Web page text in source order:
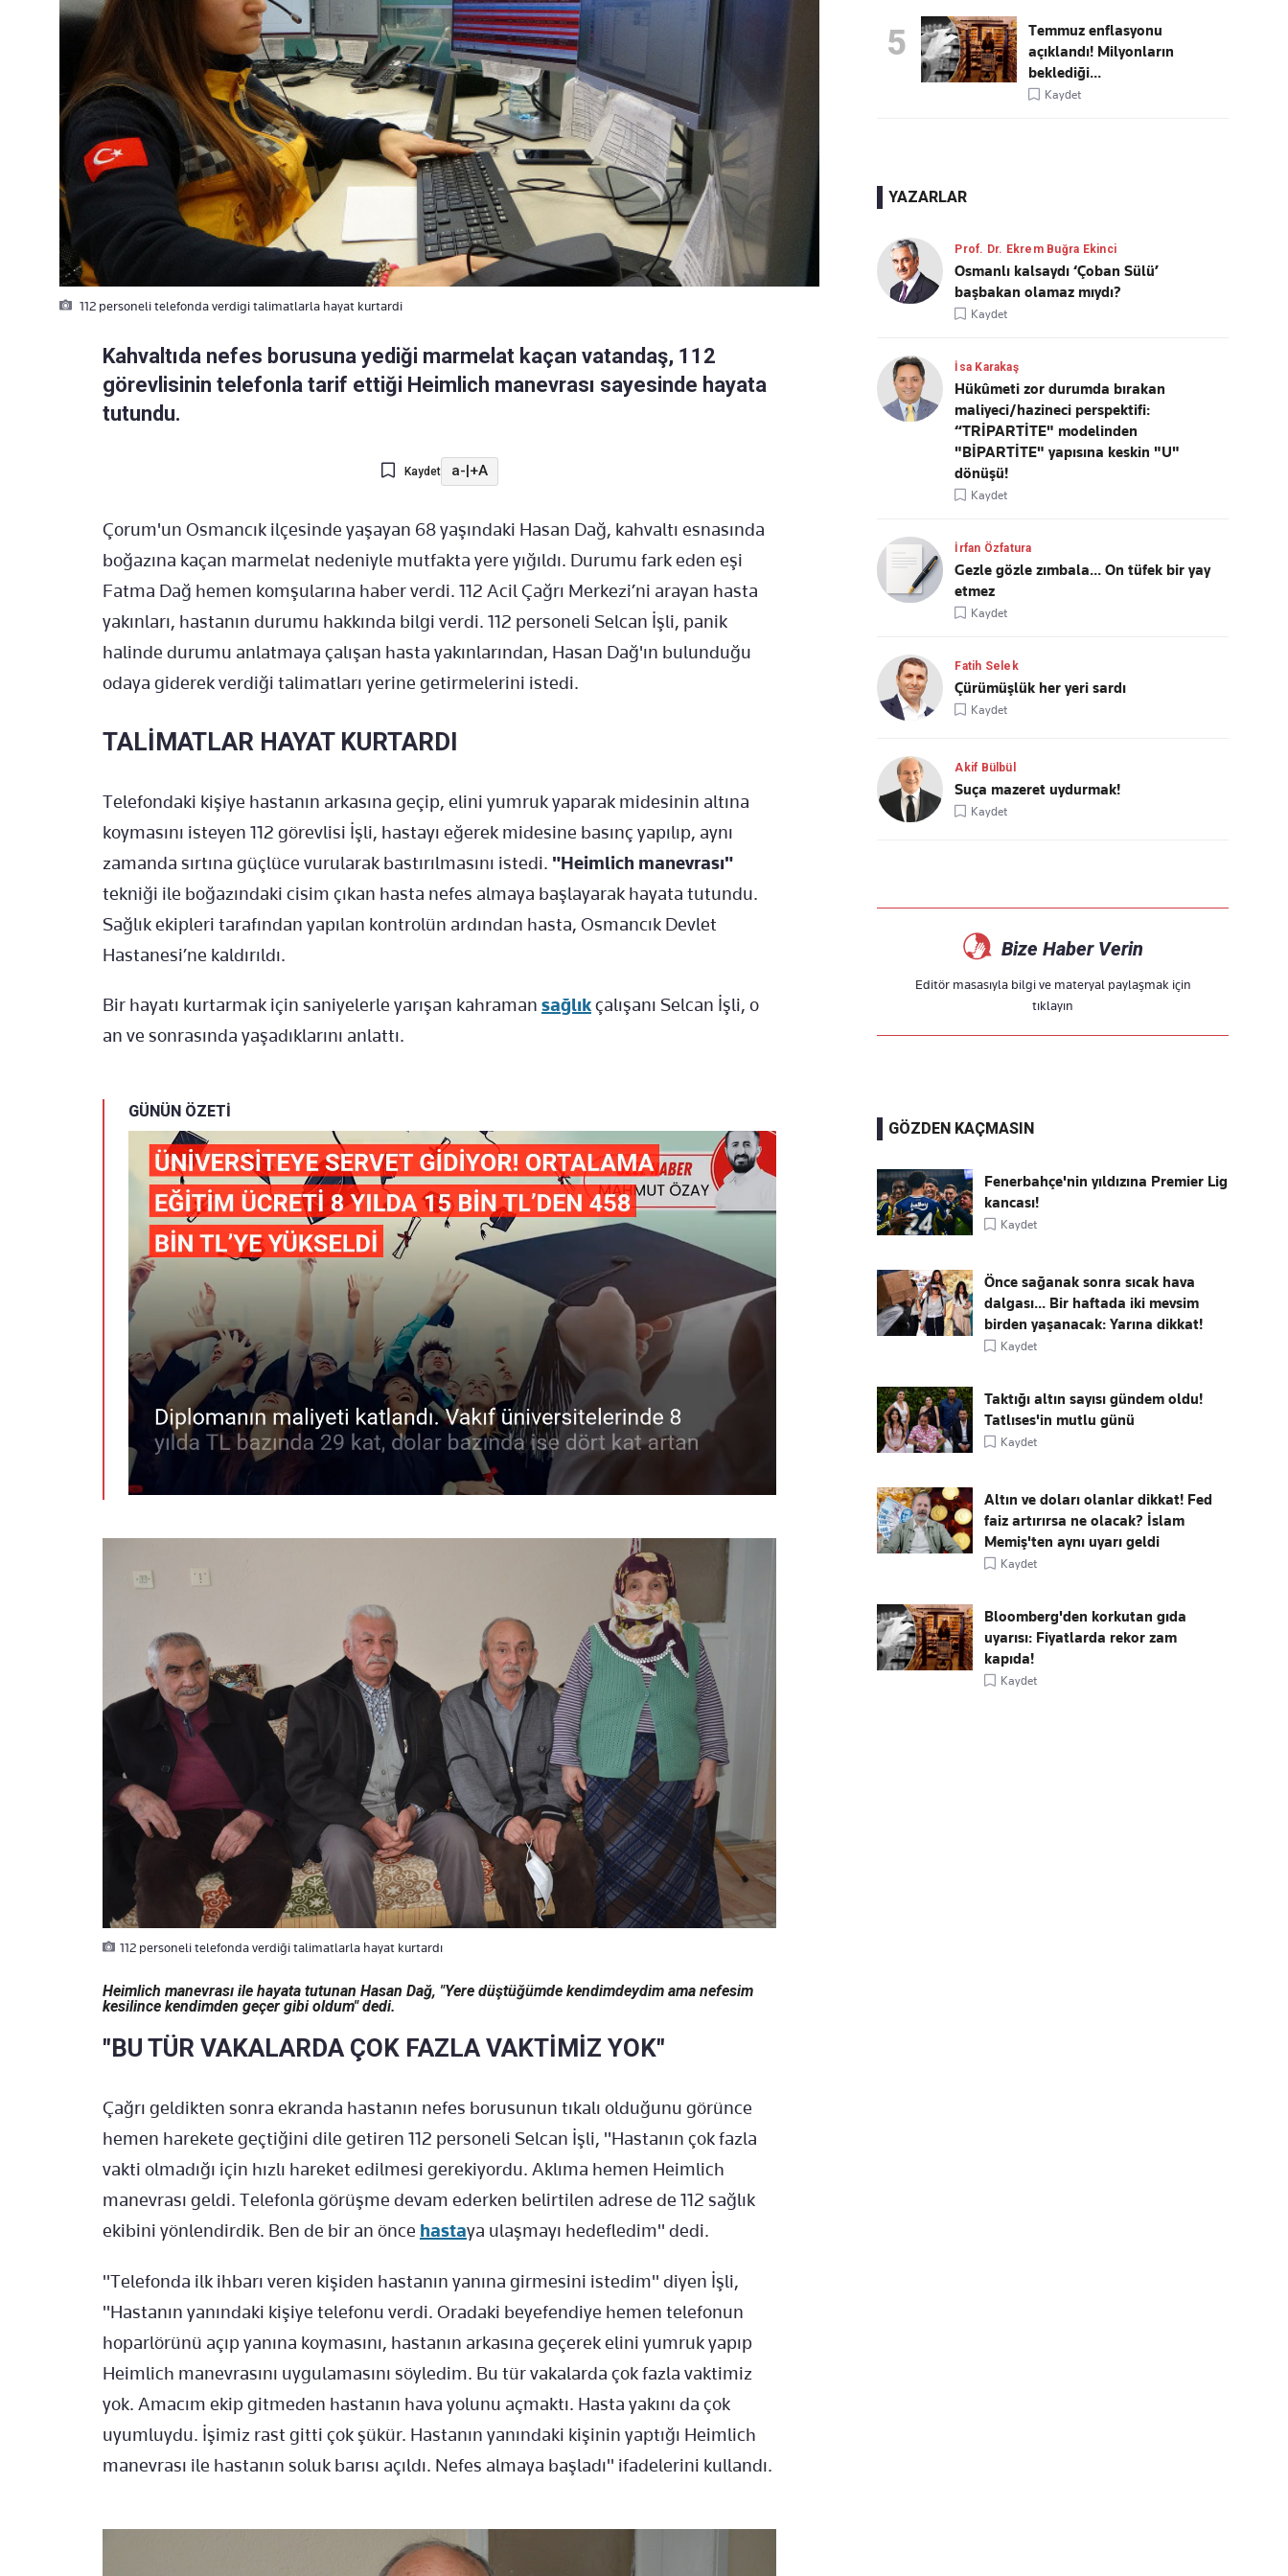
112 personeli telefonda verdigi talimatlarla hayat kurtardi
Kahvaltıda nefes borusuna yediği marmelat kaçan vatandaş, 112
görevlisinin telefonla tarif ettiği Heimlich manevrası sayesinde hayata
tutundu.
Kaydet a-|+A
Çorum'un Osmancık ilçesinde yaşayan 68 yaşındaki Hasan Dağ, kahvaltı esnasında
boğazına kaçan marmelat nedeniyle mutfakta yere yığıldı. Durumu fark eden eşi
Fatma Dağ hemen komşularına haber verdi. 112 Acil Çağrı Merkezi’ni arayan hasta
yakınları, hastanın durumu hakkında bilgi verdi. 112 personeli Selcan İşli, panik
halinde durumu anlatmaya çalışan hasta yakınlarından, Hasan Dağ'ın bulunduğu
odaya giderek verdiği talimatları yerine getirmelerini istedi.
TALİMATLAR HAYAT KURTARDI
Telefondaki kişiye hastanın arkasına geçip, elini yumruk yaparak midesinin altına
koymasını isteyen 112 görevlisi İşli, hastayı eğerek midesine basınç yapılıp, aynı
zamanda sırtına güçlüce vurularak bastırılmasını istedi. "Heimlich manevrası"
tekniği ile boğazındaki cisim çıkan hasta nefes almaya başlayarak hayata tutundu.
Sağlık ekipleri tarafından yapılan kontrolün ardından hasta, Osmancık Devlet
Hastanesi’ne kaldırıldı.
Bir hayatı kurtarmak için saniyelerle yarışan kahraman sağlıkçalışanı Selcan İşli, o
an ve sonrasında yaşadıklarını anlattı.
GÜNÜN ÖZETİ
112 personeli telefonda verdiği talimatlarla hayat kurtardı
Heimlich manevrası ile hayata tutunan Hasan Dağ, "Yere düştüğümde kendimdeydim ama nefesim
kesilince kendimden geçer gibi oldum" dedi.
"BU TÜR VAKALARDA ÇOK FAZLA VAKTİMİZ YOK"
Çağrı geldikten sonra ekranda hastanın nefes borusunun tıkalı olduğunu görünce
hemen harekete geçtiğini dile getiren 112 personeli Selcan İşli, "Hastanın çok fazla
vakti olmadığı için hızlı hareket edilmesi gerekiyordu. Aklıma hemen Heimlich
manevrası geldi. Telefonla görüşme devam ederken belirtilen adrese de 112 sağlık
ekibini yönlendirdik. Ben de bir an önce hastaya ulaşmayı hedefledim" dedi.
"Telefonda ilk ihbarı veren kişiden hastanın yanına girmesini istedim" diyen İşli,
"Hastanın yanındaki kişiye telefonu verdi. Oradaki beyefendiye hemen telefonun
hoparlörünü açıp yanına koymasını, hastanın arkasına geçerek elini yumruk yapıp
Heimlich manevrasını uygulamasını söyledim. Bu tür vakalarda çok fazla vaktimiz
yok. Amacım ekip gitmeden hastanın hava yolunu açmaktı. Hasta yakını da çok
uyumluydu. İşimiz rast gitti çok şükür. Hastanın yanındaki kişinin yaptığı Heimlich
manevrası ile hastanın soluk barısı açıldı. Nefes almaya başladı" ifadelerini kullandı.
5
Temmuz enflasyonu
açıklandı! Milyonların
beklediği...
Kaydet
YAZARLAR
Prof. Dr. Ekrem Buğra Ekinci
Osmanlı kalsaydı ‘Çoban Sülü’
başbakan olamaz mıydı?
Kaydet
İsa Karakaş
Hükûmeti zor durumda bırakan
maliyeci/hazineci perspektifi:
“TRİPARTİTE" modelinden
"BİPARTİTE" yapısına keskin "U"
dönüşü!
Kaydet
İrfan Özfatura
Gezle gözle zımbala... On tüfek bir yay
etmez
Kaydet
Fatih Selek
Çürümüşlük her yeri sardı
Kaydet
Akif Bülbül
Suça mazeret uydurmak!
Kaydet
Bize Haber Verin
Editör masasıyla bilgi ve materyal paylaşmak için
tıklayın
GÖZDEN KAÇMASIN
Fenerbahçe'nin yıldızına Premier Lig
kancası!
Kaydet
Önce sağanak sonra sıcak hava
dalgası... Bir haftada iki mevsim
birden yaşanacak: Yarına dikkat!
Kaydet
Taktığı altın sayısı gündem oldu!
Tatlıses'in mutlu günü
Kaydet
Altın ve doları olanlar dikkat! Fed
faiz artırırsa ne olacak? İslam
Memiş'ten aynı uyarı geldi
Kaydet
Bloomberg'den korkutan gıda
uyarısı: Fiyatlarda rekor zam
kapıda!
Kaydet